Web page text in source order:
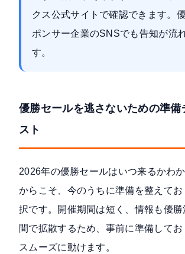
クス公式サイト で確認できます。
ポンサー企業のSNSでも告知が流
す。
優勝セールを逃さないための準備
スト
2026年の優勝セールはいつ来るかわ
からこそ、今のうちに準備を整えて
択です。開催期間は短く、情報も優
間で拡散するため、事前に準備してお
スムーズに動けます。